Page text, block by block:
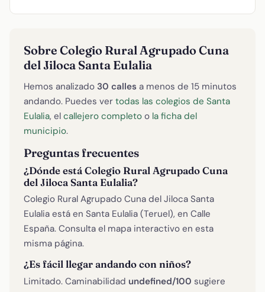
Sobre Colegio Rural Agrupado Cuna
del Jiloca Santa Eulalia
Hemos analizado 30 calles a menos de 15 minutos
andando. Puedes ver todas las colegios de Santa
Eulalia, el callejero completo o la ficha del
municipio.
Preguntas frecuentes
¿Dónde está Colegio Rural Agrupado Cuna
del Jiloca Santa Eulalia?
Colegio Rural Agrupado Cuna del Jiloca Santa
Eulalia está en Santa Eulalia (Teruel), en Calle
España. Consulta el mapa interactivo en esta
misma página.
¿Es fácil llegar andando con niños?
Limitado. Caminabilidad undefined/100 sugiere